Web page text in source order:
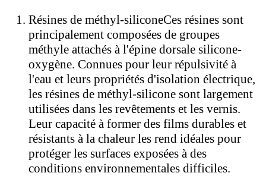
Résines de méthyl-siliconeCes résines sont
principalement composées de groupes
méthyle attachés à l'épine dorsale silicone-
oxygène. Connues pour leur répulsivité à
l'eau et leurs propriétés d'isolation électrique,
les résines de méthyl-silicone sont largement
utilisées dans les revêtements et les vernis.
Leur capacité à former des films durables et
résistants à la chaleur les rend idéales pour
protéger les surfaces exposées à des
conditions environnementales difficiles.